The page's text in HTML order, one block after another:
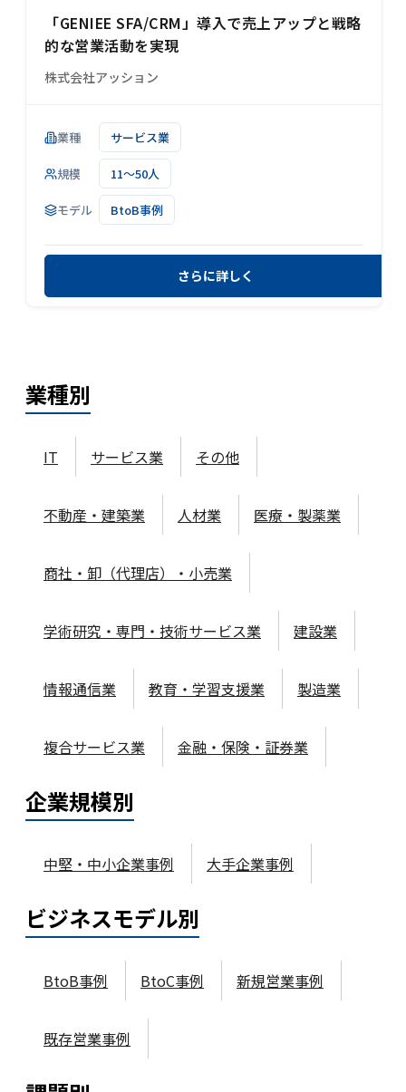
「GENIEE SFA/CRM」導入で売上アップと戦略
的な営業活動を実現
株式会社アッション
業種 サービス業
規模 11～50人
モデル BtoB事例
さらに詳しく
業種別
IT サービス業 その他
不動産・建築業 人材業 医療・製薬業
商社・卸（代理店）・小売業
学術研究・専門・技術サービス業 建設業
情報通信業 教育・学習支援業 製造業
複合サービス業 金融・保険・証券業
企業規模別
中堅・中小企業事例 大手企業事例
ビジネスモデル別
BtoB事例 BtoC事例 新規営業事例
既存営業事例